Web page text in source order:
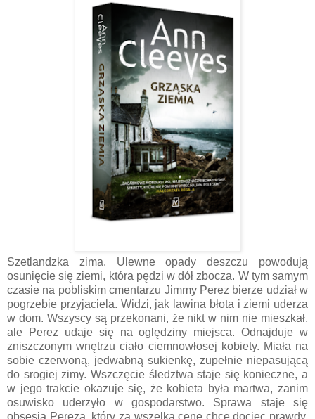
Szetlandzka zima. Ulewne opady deszczu powodują
osunięcie się ziemi, która pędzi w dół zbocza. W tym samym
czasie na pobliskim cmentarzu Jimmy Perez bierze udział w
pogrzebie przyjaciela. Widzi, jak lawina błota i ziemi uderza
w dom. Wszyscy są przekonani, że nikt w nim nie mieszkał,
ale Perez udaje się na oględziny miejsca. Odnajduje w
zniszczonym wnętrzu ciało ciemnowłosej kobiety. Miała na
sobie czerwoną, jedwabną sukienkę, zupełnie niepasującą
do srogiej zimy. Wszczęcie śledztwa staje się konieczne, a
w jego trakcie okazuje się, że kobieta była martwa, zanim
osuwisko uderzyło w gospodarstwo. Sprawa staje się
obsesją Pereza, który za wszelką cenę chce dociec prawdy.